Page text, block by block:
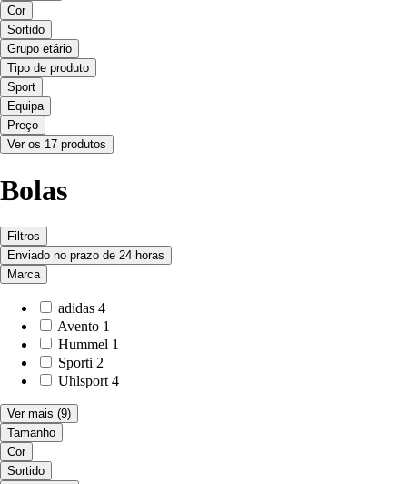
Cor
Sortido
Grupo etário
Tipo de produto
Sport
Equipa
Preço
Ver os 17 produtos
Bolas
Filtros
Enviado no prazo de 24 horas
Marca
adidas 4
Avento 1
Hummel 1
Sporti 2
Uhlsport 4
Ver mais (9)
Tamanho
Cor
Sortido